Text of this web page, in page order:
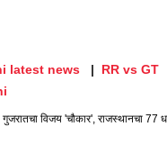
latest news RR vs GT
विजय 'चौकार', राजस्थानचा 77